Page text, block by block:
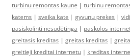
turbinu remontas kaune | turbinu
katems | sveika kate | gyvunu prekes |
pasiskolinti nesudėtinga | paskolos
greitasis kreditas | greitas kreditas |
greitieji kreditai internetu | kreditas